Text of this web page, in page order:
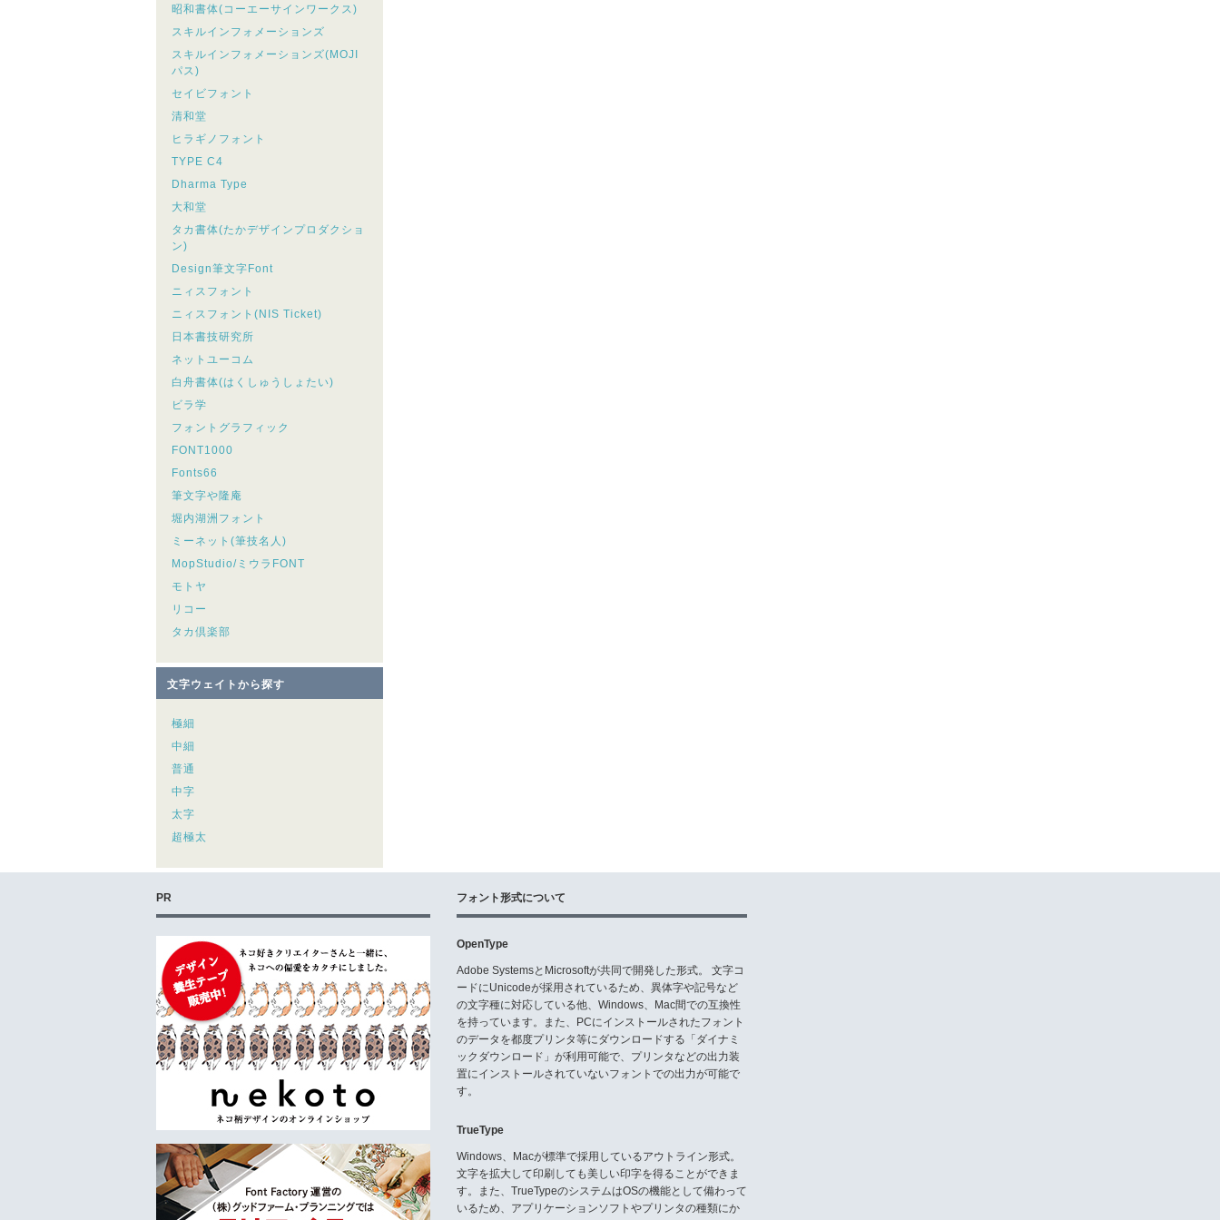
昭和書体(コーエーサインワークス)
スキルインフォメーションズ
スキルインフォメーションズ(MOJI
パス)
セイビフォント
清和堂
ヒラギノフォント
TYPE C4
Dharma Type
大和堂
タカ書体(たかデザインプロダクショ
ン)
Design筆文字Font
ニィスフォント
ニィスフォント(NIS Ticket)
日本書技研究所
ネットユーコム
白舟書体(はくしゅうしょたい)
ビラ学
フォントグラフィック
FONT1000
Fonts66
筆文字や隆庵
堀内湖洲フォント
ミーネット(筆技名人)
MopStudio/ミウラFONT
モトヤ
リコー
タカ倶楽部
文字ウェイトから探す
極細
中細
普通
中字
太字
超極太
PR フォント形式について
OpenType
Adobe SystemsとMicrosoftが共同で開発した形式。 文字コ
ードにUnicodeが採用されているため、異体字や記号など
の文字種に対応している他、Windows、Mac間での互換性
を持っています。また、PCにインストールされたフォント
のデータを都度プリンタ等にダウンロードする「ダイナミ
ックダウンロード」が利用可能で、プリンタなどの出力装
置にインストールされていないフォントでの出力が可能で
す。
TrueType
Windows、Macが標準で採用しているアウトライン形式。
文字を拡大して印刷しても美しい印字を得ることができま
す。また、TrueTypeのシステムはOSの機能として備わって
いるため、アプリケーションソフトやプリンタの種類にか